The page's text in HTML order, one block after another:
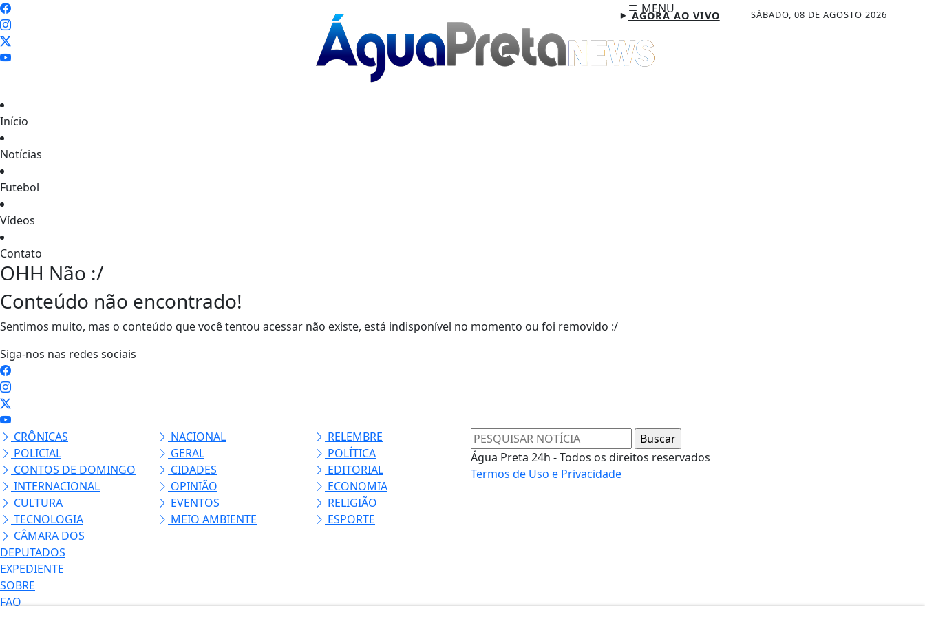
SÁBADO, 08 DE AGOSTO 2026
AGORA AO VIVO
MENU
Início
Notícias
Futebol
Vídeos
Contato
OHH Não :/
Conteúdo não encontrado!
Sentimos muito, mas o conteúdo que você tentou acessar não existe, está indisponível no momento ou foi removido :/
Siga-nos nas redes sociais
CRÔNICAS NACIONAL
RELEMBRE
POLICIAL
GERAL
POLÍTICA
CONTOS DE DOMINGO
CIDADES
EDITORIAL
INTERNACIONAL
OPINIÃO
ECONOMIA
CULTURA
EVENTOS
RELIGIÃO
TECNOLOGIA
MEIO AMBIENTE
ESPORTE
CÂMARA DOS
DEPUTADOS
Água Preta 24h - Todos os direitos reservados
Termos de Uso e Privacidade
EXPEDIENTE
SOBRE
FAQ